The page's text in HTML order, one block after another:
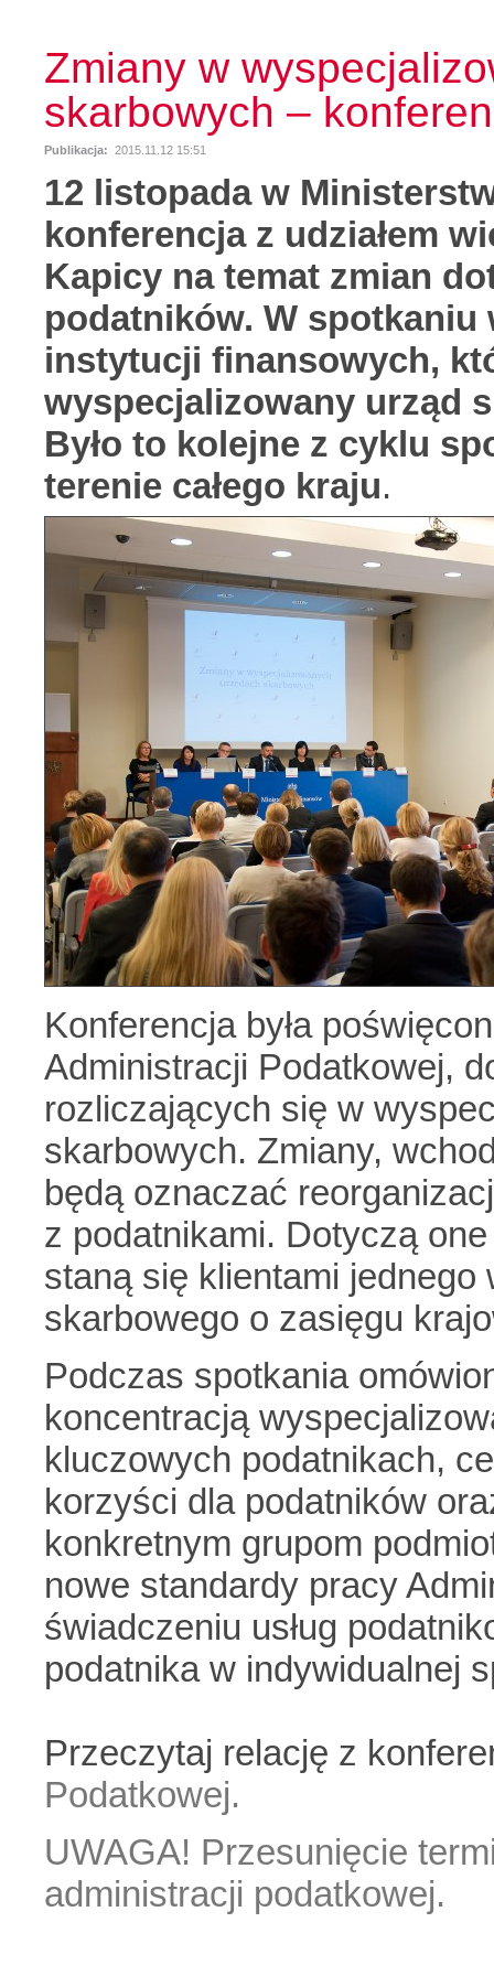
Zmiany w
skarbowych –
Publikacja: 2015.11.12 15:51
12 listopada w
konferencja z udziałem
Kapicy na temat zmian
podatników. W spotkaniu
instytucji finansowych,
wyspecjalizowany urząd
Było to kolejne z cyklu
terenie całego kraju.
Konferencja była
Administracji Podatkowej,
rozliczających się w
skarbowych. Zmiany,
będą oznaczać
z podatnikami. Dotyczą
staną się klientami
skarbowego o zasięgu
Podczas spotkania
koncentracją
kluczowych podatnikach,
korzyści dla podatników
konkretnym grupom
nowe standardy pracy
świadczeniu usług
podatnika w indywidualnej
Przeczytaj relację z
Podatkowej.
UWAGA! Przesunięcie
administracji podatkowej.